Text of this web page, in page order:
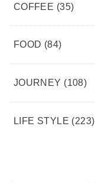
COFFEE (35)
FOOD (84)
JOURNEY (108)
LIFE STYLE (223)